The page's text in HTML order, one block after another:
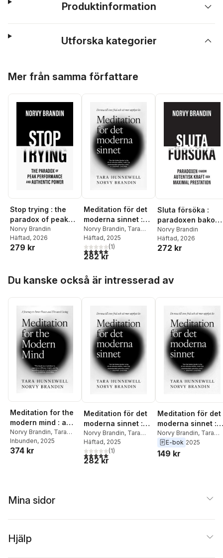
Produktinformation
Utforska kategorier
Mer från samma författare
Stop trying : the
paradox of peak
performance and
authentic power
Norvy Brandin
Häftad, 2026
279 kr
Meditation för det
moderna sinnet :
en resa till inre frid
och ett mer upplyst
liv
Norvy Brandin, Tara
Hunnewell
Häftad, 2025
5,0utav 5 stjärnor. Totalt antal röster:
(1)
282 kr
Sluta försöka :
paradoxen bakom
maximal
och autentisk
Norvy Brandin
Häftad, 2026
272 kr
Du kanske också är intresserad av
Meditation for the
modern mind : a
journey to inner
peace and
elevated living
Norvy Brandin, Tara
Hunnewell
Inbunden, 2025
374 kr
Meditation för det
moderna sinnet :
en resa till inre frid
och ett mer upplyst
liv
Norvy Brandin, Tara
Hunnewell
Häftad, 2025
5,0utav 5 stjärnor. Totalt antal röster:
(1)
282 kr
Meditation för det
moderna sinnet :
en resa till inre
och ett mer
liv
Norvy Brandin, Tara
Hunnewell
E-bok 2025
149 kr
Mina sidor
Hjälp